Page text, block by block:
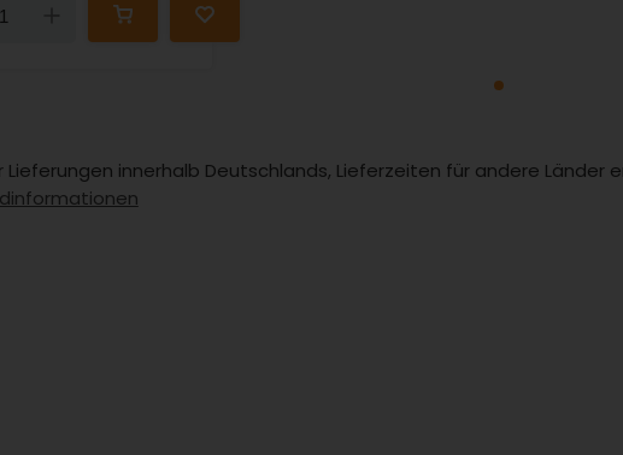
Lieferungen innerhalb Deutschlands, Lieferzeiten für andere